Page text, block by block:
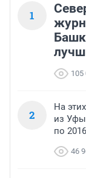
1
105
2
На
из Уфы
по
46